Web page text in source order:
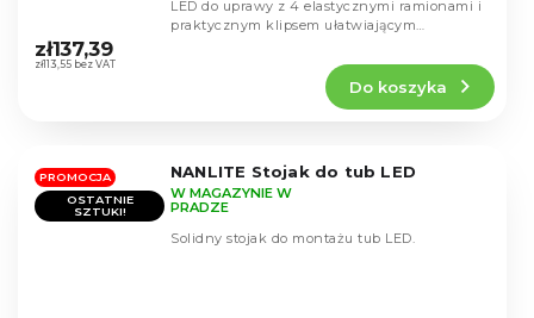
ocena
produktu
gwiazdek.
zł113,55 bez VAT
zł137,39
Do koszyka
LED do uprawy z 4 elastycznymi ramionami i
praktycznym klipsem ułatwiającym
PROMOCJA
OSTATNIE
SZTUKI!
NANLITE Stojak do tub LED
W MAGAZYNIE W
PRADZE
Solidny stojak do montażu tub LED.